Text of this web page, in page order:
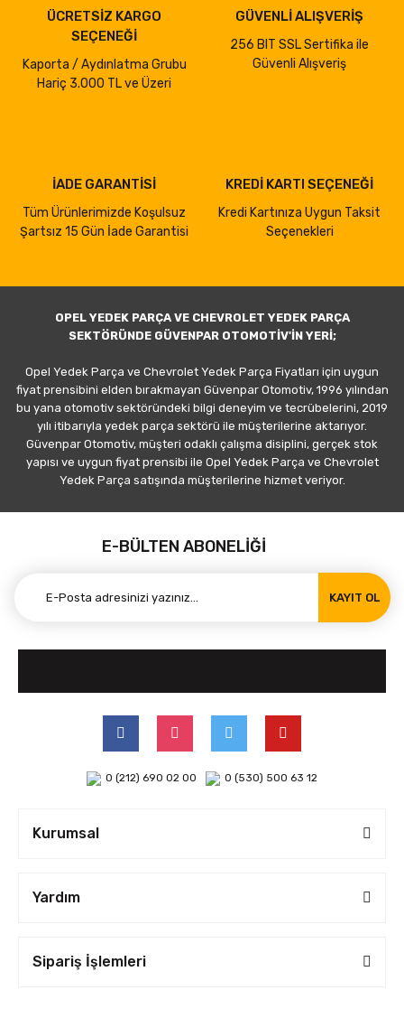
ÜCRETSİZ KARGO
SEÇENEĞİ
Kaporta / Aydınlatma Grubu
Hariç 3.000 TL ve Üzeri
GÜVENLİ ALIŞVERİŞ
256 BIT SSL Sertifika ile
Güvenli Alışveriş
İADE GARANTİSİ
Tüm Ürünlerimizde Koşulsuz
Şartsız 15 Gün İade Garantisi
KREDİ KARTI SEÇENEĞİ
Kredi Kartınıza Uygun Taksit
Seçenekleri
OPEL YEDEK PARÇA VE CHEVROLET YEDEK PARÇA
SEKTÖRÜNDE GÜVENPAR OTOMOTİV'İN YERİ;
Opel Yedek Parça ve Chevrolet Yedek Parça Fiyatları için uygun
fiyat prensibini elden bırakmayan Güvenpar Otomotiv, 1996 yılından
bu yana otomotiv sektöründeki bilgi deneyim ve tecrübelerini, 2019
yılı itibarıyla yedek parça sektörü ile müşterilerine aktarıyor.
Güvenpar Otomotiv, müşteri odaklı çalışma disiplini, gerçek stok
yapısı ve uygun fiyat prensibi ile Opel Yedek Parça ve Chevrolet
Yedek Parça satışında müşterilerine hizmet veriyor.
E-BÜLTEN ABONELİĞİ
KAYIT OL
0 (212) 690 02 00 0 (530) 500 63 12
Kurumsal
Yardım
Sipariş İşlemleri